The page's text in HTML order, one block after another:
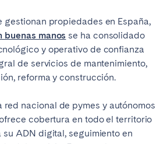
gestionan propiedades en España,
buenas manos se ha consolidado
y operativo de confianza
de servicios de mantenimiento,
reforma y construcción.
red nacional de pymes y autónomos
cobertura en todo el territorio
su ADN digital, seguimiento en